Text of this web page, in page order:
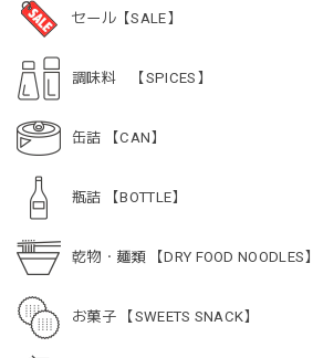
セール【SALE】
調味料 【SPICES】
缶詰 【CAN】
瓶詰 【BOTTLE】
乾物・麺類 【DRY FOOD NOODLES】
お菓子 【SWEETS SNACK】